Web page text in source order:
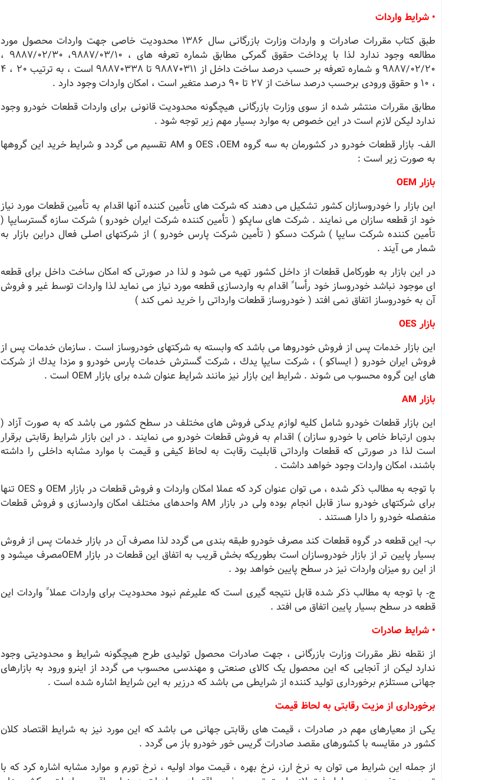
• شرایط واردات
طبق کتاب مقررات صادرات و واردات وزارت بازرگانی سال ١٣٨٦ محدودیت خاصی جهت واردات محصول مورد
مطالعه وجود ندارد لذا با پرداخت حقوق گمرکی مطابق شماره تعرفه های ، ٩٨٨٧/٠٣/١٠، ٩٨٨٧/٠٢/٣٠ ،
٩٨٨٧/٠٢/٢٠ و شماره تعرفه بر حسب درصد ساخت داخل از ٩٨٨٧٠٣١١ تا ٩٨٨٧٠٣٣٨ است ، به ترتیب 20 ، 4
، 10 و حقوق ورودی برحسب درصد ساخت از ٢٧ تا ٩٠ درصد متغیر است ، امکان واردات وجود دارد .
مطابق مقررات منتشر شده از سوی وزارت بازرگانی هیچگونه محدودیت قانونی برای واردات قطعات خودرو وجود
ندارد لیکن لازم است در این خصوص به موارد بسیار مهم زیر توجه شود .
الف‐ بازار قطعات خودرو در كشورمان به سه گروه OES ،OEM و AM تقسیم می گردد و شرایط خرید این گروهها
به صورت زیر است :
بازار OEM
این بازار را خودروسازان کشور تشکیل می دهند که شرکت های تأمین کننده آنها اقدام به تأمین قطعات مورد نیاز
خود از قطعه سازان می نمایند . شرکت های ساپکو ( تأمین کننده شرکت ایران خودرو ) شرکت سازه گسترسایپا (
تأمین کننده شرکت سایپا ) شرکت دسكو ( تأمین شرکت پارس خودرو ) از شرکتهای اصلی فعال دراین بازار به
شمار می آیند .
در این بازار به طورکامل قطعات از داخل کشور تهیه می شود و لذا در صورتی که امکان ساخت داخل برای قطعه
ای موجود نباشد خودروساز خود رأساﹰ اقدام به واردسازی قطعه مورد نیاز می نماید لذا واردات توسط غیر و فروش
آن به خودروساز اتفاق نمی افتد ( خودروساز قطعات وارداتی را خرید نمی کند )
بازار OES
این بازار خدمات پس از فروش خودروها می باشد که وابسته به شرکتهای خودروساز است . سازمان خدمات پس از
فروش ایران خودرو ( ایساکو ) ، شرکت سایپا یدك ، شرکت گسترش خدمات پارس خودرو و مزدا یدك از شرکت
های این گروه محسوب می شوند . شرایط این بازار نیز مانند شرایط عنوان شده برای بازار OEM است .
بازار AM
این بازار قطعات خودرو شامل کلیه لوازم یدکی فروش های مختلف در سطح کشور می باشد که به صورت آزاد (
بدون ارتباط خاص با خودرو سازان ) اقدام به فروش قطعات خودرو می نمایند . در این بازار شرایط رقابتی برقرار
است لذا در صورتی که قطعات وارداتی قابلیت رقابت به لحاظ کیفی و قیمت با موارد مشابه داخلی را داشته
باشند، امکان واردات وجود خواهد داشت .
با توجه به مطالب ذکر شده ، می توان عنوان کرد که عملا امکان واردات و فروش قطعات در بازار OEM و OES تنها
برای شرکتهای خودرو ساز قابل انجام بوده ولی در بازار AM واحدهای مختلف امکان واردسازی و فروش قطعات
منفصله خودرو را دارا هستند .
ب‐ این قطعه در گروه قطعات کند مصرف خودرو طبقه بندی می گردد لذا مصرف آن در بازار خدمات پس از فروش
بسیار پایین تر از بازار خودروسازان است بطوریکه بخش قریب به اتفاق این قطعات در بازار OEMمصرف میشود و
از این رو میزان واردات نیز در سطح پایین خواهد بود .
ج‐ با توجه به مطالب ذکر شده قابل نتیجه گیری است که علیرغم نبود محدودیت برای واردات عملاﹰ واردات این
قطعه در سطح بسیار پایین اتفاق می افتد .
• شرایط صادرات
از نقطه نظر مقررات وزارت بازرگانی ، جهت صادرات محصول تولیدی طرح هیچگونه شرایط و محدودیتی وجود
ندارد لیکن از آنجایی که این محصول یک کالای صنعتی و مهندسی محسوب می گردد از اینرو ورود به بازارهای
جهانی مستلزم برخورداری تولید کننده از شرایطی می باشد که درزیر به این شرایط اشاره شده است .
برخورداری از مزیت رقابتی به لحاظ قیمت
یکی از معیارهای مهم در صادرات ، قیمت های رقابتی جهانی می باشد که این مورد نیز به شرایط اقتصاد کلان
کشور در مقایسه با کشورهای مقصد صادرات گریس خور خودرو باز می گردد .
از جمله این شرایط می توان به نرخ ارز، نرخ بهره ، قیمت مواد اولیه ، نرخ تورم و موارد مشابه اشاره کرد که با